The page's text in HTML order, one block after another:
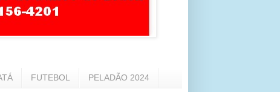
FUTEBOL PELADÃO 2024